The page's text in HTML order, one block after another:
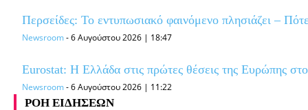
Περσείδες: Το εντυπωσιακό φαινόμενο πλησιάζει –
Newsroom-6 Αυγούστου 2026 | 18:47
Eurostat: Η Ελλάδα στις πρώτες θέσεις της Ευρώπης
Newsroom-6 Αυγούστου 2026 | 11:22
ΡΟΗ ΕΙΔΗΣΕΩΝ